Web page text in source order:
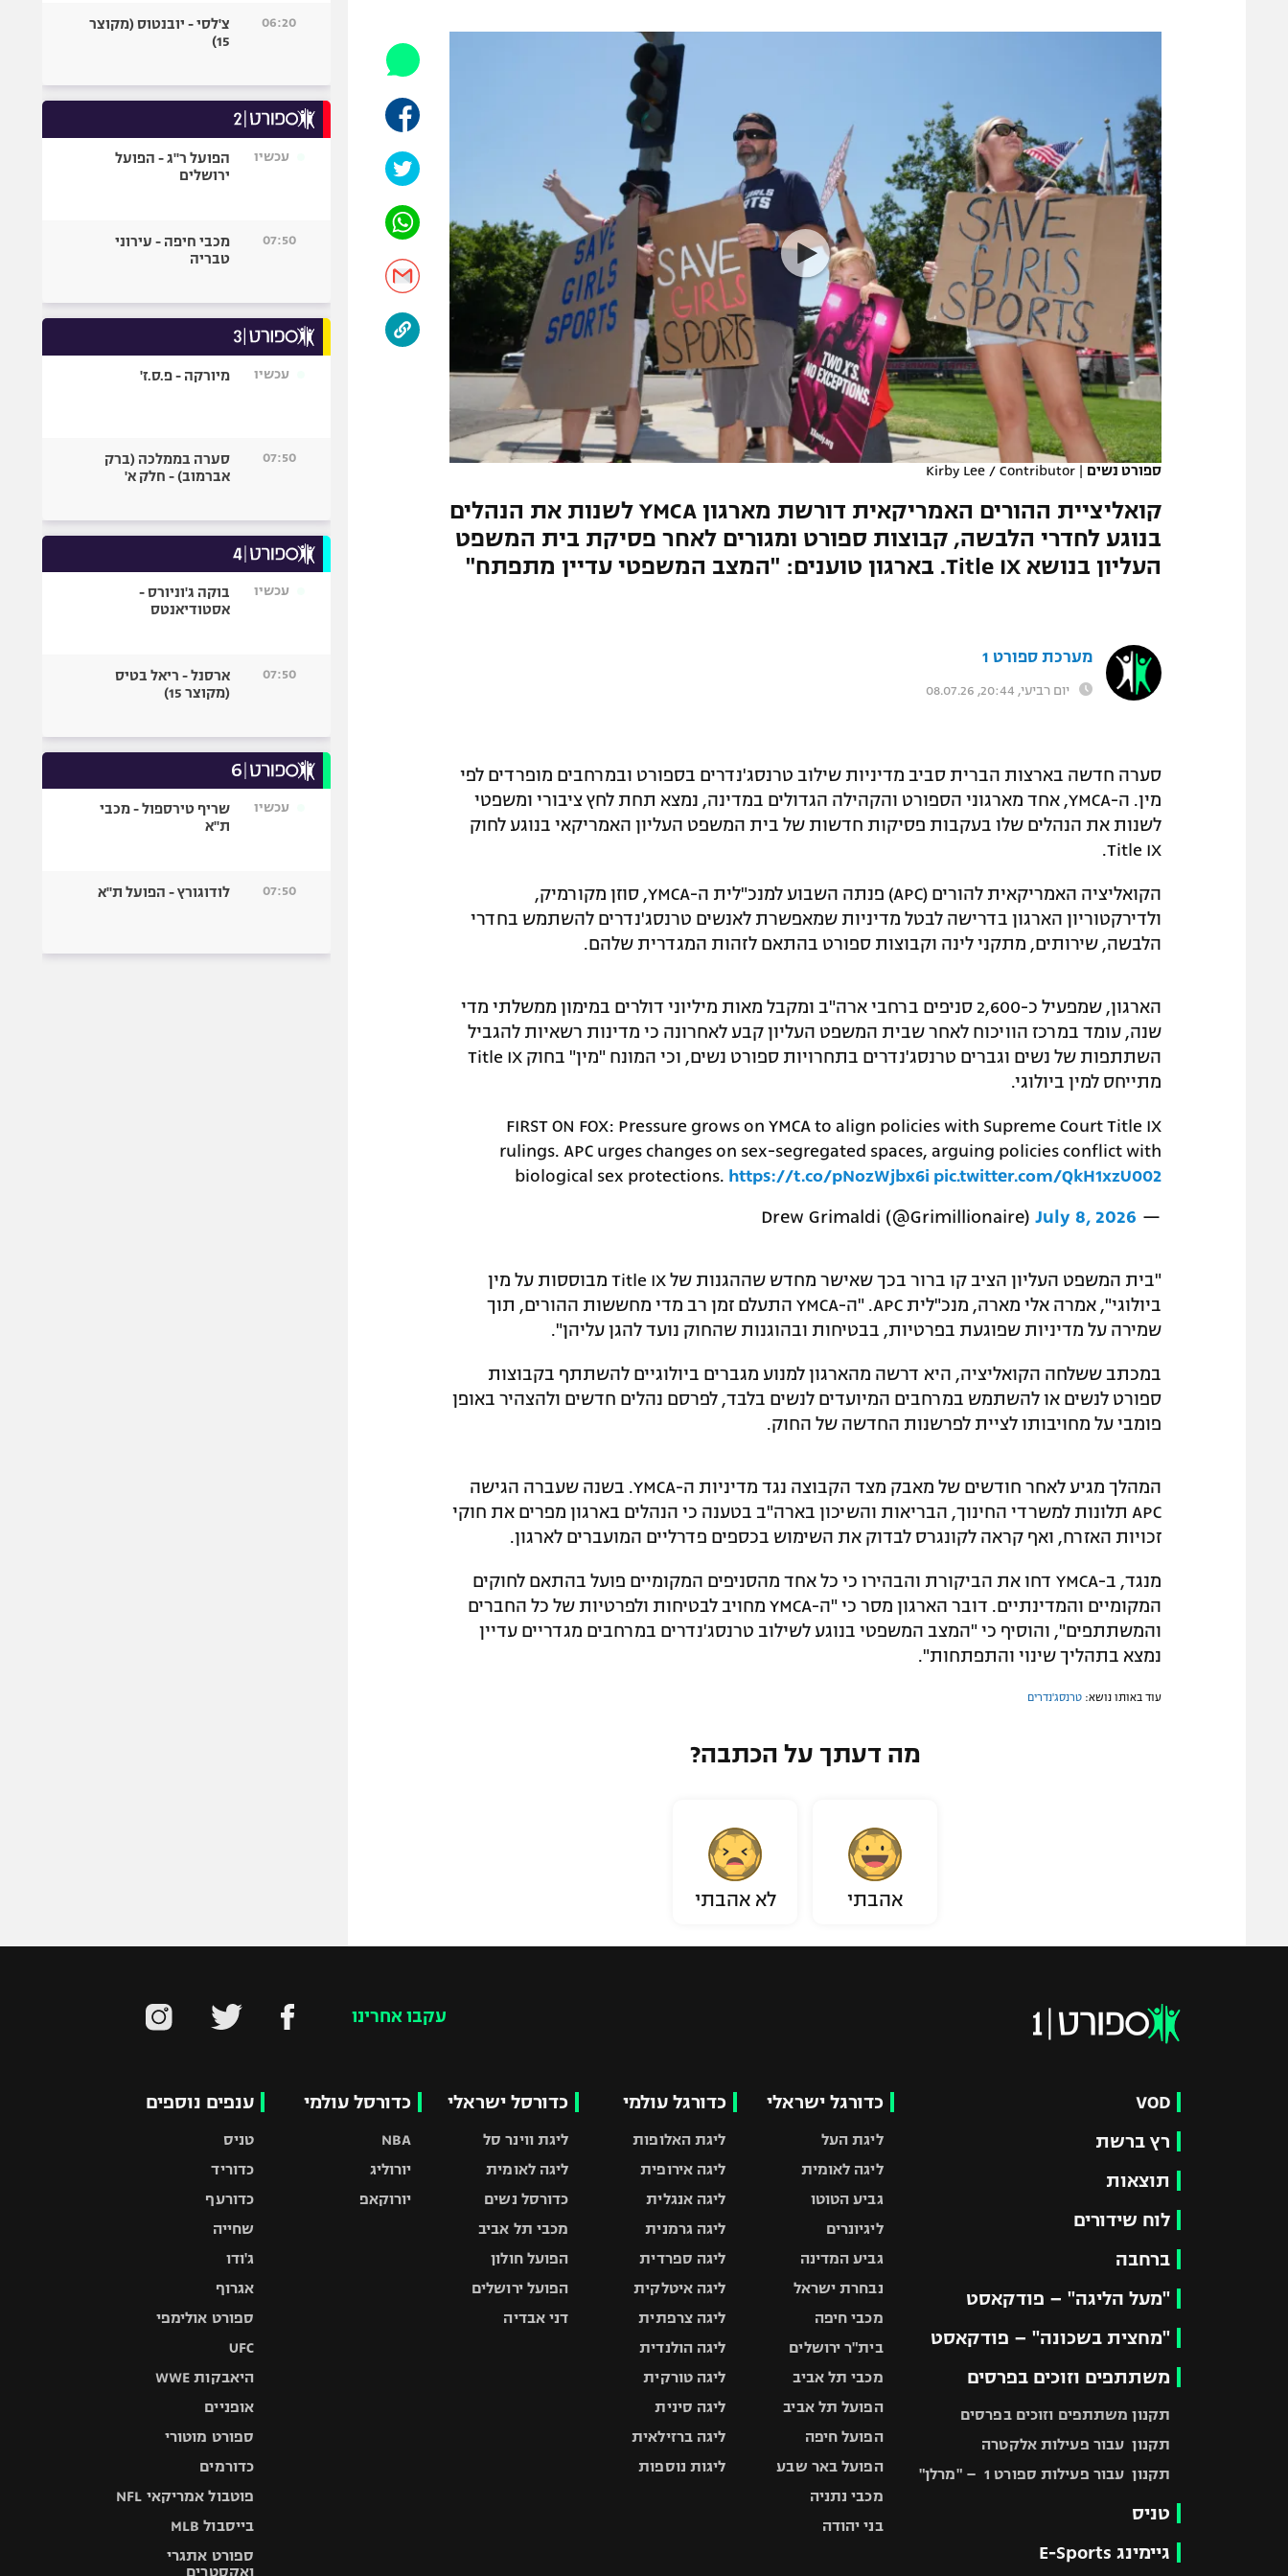
תקנון עבור פעילות ספורט 1 – "מרלן"
טניס
גיימינג E-Sports
תנאי שימוש
מדיניות פרטיות
תקנון פעילות ספורט 1
רשיון להקרנה פומבית לבית עסק
הצטרפות לחבילת הערוצים
לוח דרושים – ג'ובנט
המגזין
הפועל תל אביב
בני יהודה
ליגה סינית
ליגה ברזילאית
ליגות נוספות
אופניים
כדורמים
פוטבול אמריקאי NFL
בייסבול MLB
ספורט אתגרי
גיימינג E-Sports
ספורט נשים |
Kirby Lee / Contributor
קואליציית ההורים האמריקאית דורשת מארגון YMCA לשנות את הנהלים
בנוגע לחדרי הלבשה, קבוצות ספורט ומגורים לאחר פסיקת בית המשפט
העליון בנושא Title IX. בארגון טוענים: "המצב המשפטי עדיין מתפתח"
מערכת ספורט 1
יום רביעי, 20:44, 08.07.26
סערה חדשה בארצות הברית סביב מדיניות שילוב טרנסג'נדרים בספורט ובמרחבים מופרדים לפי
מין. ה-YMCA, אחד מארגוני הספורט והקהילה הגדולים במדינה, נמצא תחת לחץ ציבורי ומשפטי
לשנות את הנהלים שלו בעקבות פסיקות חדשות של בית המשפט העליון האמריקאי בנוגע לחוק
Title IX.
הקואליציה האמריקאית להורים (APC) פנתה השבוע למנכ"לית ה-YMCA, סוזן מקורמיק,
ולדירקטוריון הארגון בדרישה לבטל מדיניות שמאפשרת לאנשים טרנסג'נדרים להשתמש בחדרי
הלבשה, שירותים, מתקני לינה וקבוצות ספורט בהתאם לזהות המגדרית שלהם.
הארגון, שמפעיל כ-2,600 סניפים ברחבי ארה"ב ומקבל מאות מיליוני דולרים במימון ממשלתי מדי
שנה, עומד במרכז הוויכוח לאחר שבית המשפט העליון קבע לאחרונה כי מדינות רשאיות להגביל
השתתפות של נשים וגברים טרנסג'נדרים בתחרויות ספורט נשים, וכי המונח "מין" בחוק Title IX
מתייחס למין ביולוגי.
FIRST ON FOX: Pressure grows on YMCA to align policies with Supreme Court Title IX
rulings. APC urges changes on sex-segregated spaces, arguing policies conflict with
biological sex protections. https://t.co/pNozWjbx6i pic.twitter.com/QkH1xzU002
— Drew Grimaldi (@Grimillionaire)
July 8, 2026
"בית המשפט העליון הציב קו ברור בכך שאישר מחדש שההגנות של Title IX מבוססות על מין
ביולוגי", אמרה אלי מארה, מנכ"לית APC. "ה-YMCA התעלם זמן רב מדי מחששות ההורים, תוך
שמירה על מדיניות שפוגעת בפרטיות, בבטיחות ובהוגנות שהחוק נועד להגן עליהן".
במכתב ששלחה הקואליציה, היא דרשה מהארגון למנוע מגברים ביולוגיים להשתתף בקבוצות
ספורט לנשים או להשתמש במרחבים המיועדים לנשים בלבד, לפרסם נהלים חדשים ולהצהיר באופן
פומבי על מחויבותו לציית לפרשנות החדשה של החוק.
המהלך מגיע לאחר חודשים של מאבק מצד הקבוצה נגד מדיניות ה-YMCA. בשנה שעברה הגישה
APC תלונות למשרדי החינוך, הבריאות והשיכון בארה"ב בטענה כי הנהלים בארגון מפרים את חוקי
זכויות האזרח, ואף קראה לקונגרס לבדוק את השימוש בכספים פדרליים המועברים לארגון.
מנגד, ב-YMCA דחו את הביקורת והבהירו כי כל אחד מהסניפים המקומיים פועל בהתאם לחוקים
המקומיים והמדינתיים. דובר הארגון מסר כי "ה-YMCA מחויב לבטיחות ולפרטיות של כל החברים
והמשתתפים", והוסיף כי "המצב המשפטי בנוגע לשילוב טרנסג'נדרים במרחבים מגדריים עדיין
נמצא בתהליך שינוי והתפתחות".
עוד באותו נושא: טרנסג'נדרים
מה דעתך על הכתבה?
אהבתי לא אהבתי
06:20
צ'לסי - יובנטוס (מקוצר
15)
עכשיו
הפועל ר"ג - הפועל
ירושלים
07:50
מכבי חיפה - עירוני
טבריה
עכשיו מיורקה - פ.ס.ז'
07:50
סערה בממלכה (ברק
אברמוב) - חלק א'
עכשיו
בוקה ג'וניורס -
אסטודיאנטס
07:50
ארסנל - ריאל בטיס
(מקוצר 15)
עכשיו
שריף טירספול - מכבי
ת"א
07:50 לודוגורץ - הפועל ת"א
עקבו אחרינו
VOD
רץ ברשת
תוצאות
לוח שידורים
ברחבה
"מעל הליגה" – פודקאסט
"מחצית בשכונה" – פודקאסט
משתתפים וזוכים בפרסים
תקנון משתתפים וזוכים בפרסים
תקנון עבור פעילות אלקטרה
תקנון עבור פעילות ספורט 1 – "מרלן"
טניס
גיימינג E-Sports
כדורגל ישראלי
ליגת העל
ליגה לאומית
גביע הטוטו
ליגיונרים
גביע המדינה
נבחרת ישראל
מכבי חיפה
בית"ר ירושלים
מכבי תל אביב
הפועל תל אביב
הפועל חיפה
הפועל באר שבע
מכבי נתניה
בני יהודה
כדורגל עולמי
ליגת האלופות
ליגה אירופית
ליגה אנגלית
ליגה גרמנית
ליגה ספרדית
ליגה איטלקית
ליגה צרפתית
ליגה הולנדית
ליגה טורקית
ליגה סינית
ליגה ברזילאית
ליגות נוספות
כדורסל ישראלי
ליגת ווינר סל
ליגה לאומית
כדורסל נשים
מכבי תל אביב
הפועל חולון
הפועל ירושלים
דני אבדיה
כדורסל עולמי
NBA
יורוליג
יורוקאפ
ענפים נוספים
טניס
כדוריד
כדורעף
שחייה
ג'ודו
אגרוף
ספורט אולימפי
UFC
היאבקות WWE
אופניים
ספורט מוטורי
כדורמים
פוטבול אמריקאי NFL
בייסבול MLB
ספורט אתגרי
ואקסטרים